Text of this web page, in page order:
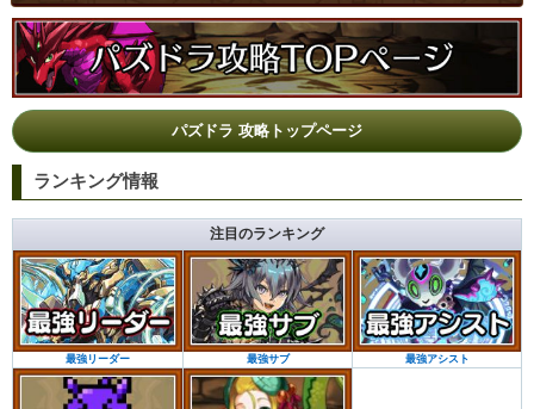
パズドラ 攻略トップページ
ランキング情報
注目のランキング
最強リーダー 最強サブ 最強アシスト